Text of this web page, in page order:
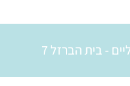
- בית הברזל 7